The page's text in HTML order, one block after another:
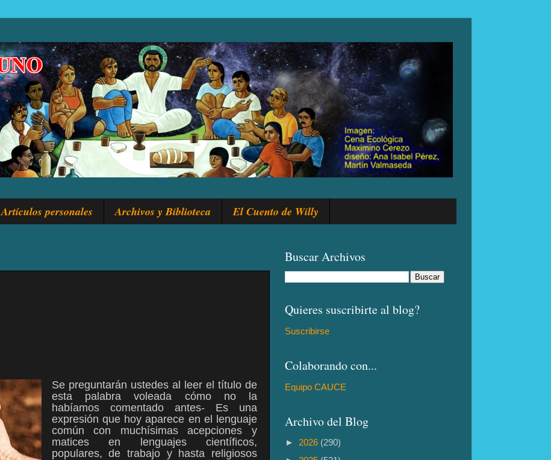
Artículos personales Archivos y Biblioteca El Cuento de Willy
Se preguntarán ustedes al leer el título de
esta palabra voleada cómo no la
habíamos comentado antes- Es una
expresión que hoy aparece en el lenguaje
común con muchísimas acepciones y
matices en lenguajes científicos,
populares, de trabajo y hasta religiosos
Buscar Archivos
Quieres suscribirte al blog?
Suscribirse
Colaborando con...
Equipo CAUCE
Archivo del Blog
► 2026 (290)